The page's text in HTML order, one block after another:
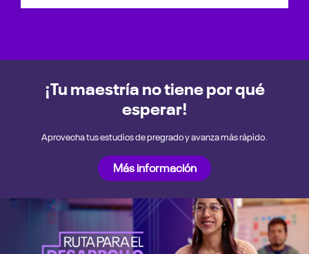
¡Tu maestría no tiene por qué
esperar!
Aprovecha tus estudios de pregrado y avanza más rápido.
Más información